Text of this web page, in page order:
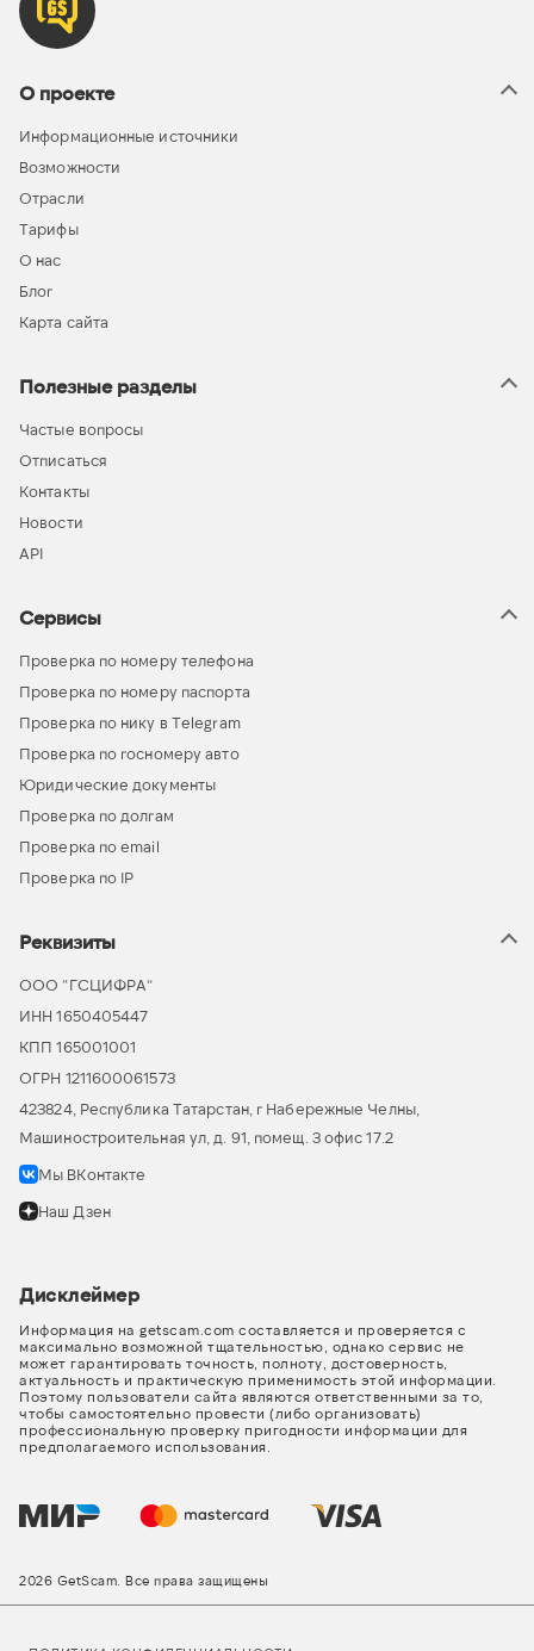
О проекте
Информационные источники
Возможности
Отрасли
Тарифы
О нас
Блог
Карта сайта
Полезные разделы
Частые вопросы
Отписаться
Контакты
Новости
API
Сервисы
Проверка по номеру телефона
Проверка по номеру паспорта
Проверка по нику в Telegram
Проверка по госномеру авто
Юридические документы
Проверка по долгам
Проверка по email
Проверка по IP
Реквизиты
ООО “ГСЦИФРА”
ИНН 1650405447
КПП 165001001
ОГРН 1211600061573
423824, Республика Татарстан, г Набережные Челны,
Машиностроительная ул, д. 91, помещ. 3 офис 17.2
Мы ВКонтакте
Наш Дзен
Дисклеймер
Информация на getscam.com составляется и проверяется с
максимально возможной тщательностью, однако сервис не
может гарантировать точность, полноту, достоверность,
актуальность и практическую применимость этой информации.
Поэтому пользователи сайта являются ответственными за то,
чтобы самостоятельно провести (либо организовать)
профессиональную проверку пригодности информации для
предполагаемого использования.
2026 GetScam. Все права защищены